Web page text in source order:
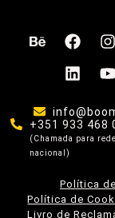
+351 933 468
(Chamada para
nacional)
Política
Política de
Livro de